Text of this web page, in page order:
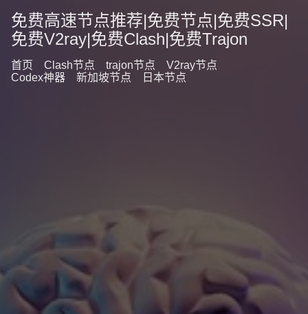
免费高速节点推荐|免费节点|免费SSR|
免费V2ray|免费Clash|免费Trajon
首页 Clash节点 trajon节点
V2ray节点
Codex神器
新加坡节点 日本节点